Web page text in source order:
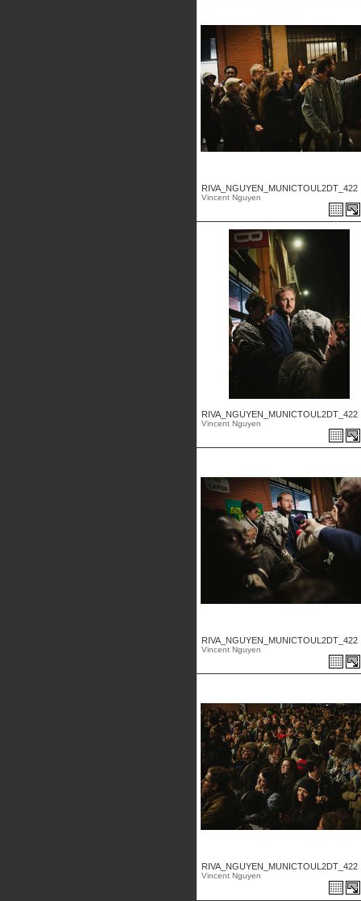
RIVA_NGUYEN_MUNICTOUL2DT_422
Vincent Nguyen
RIVA_NGUYEN_MUNICTOUL2DT_422
Vincent Nguyen
RIVA_NGUYEN_MUNICTOUL2DT_422
Vincent Nguyen
RIVA_NGUYEN_MUNICTOUL2DT_422
Vincent Nguyen